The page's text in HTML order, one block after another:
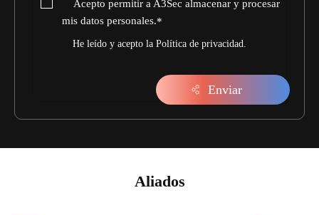
Acepto permitir a A3Sec almacenar y procesar
mis datos personales.*
He leído y acepto la Política de privacidad
Aliados